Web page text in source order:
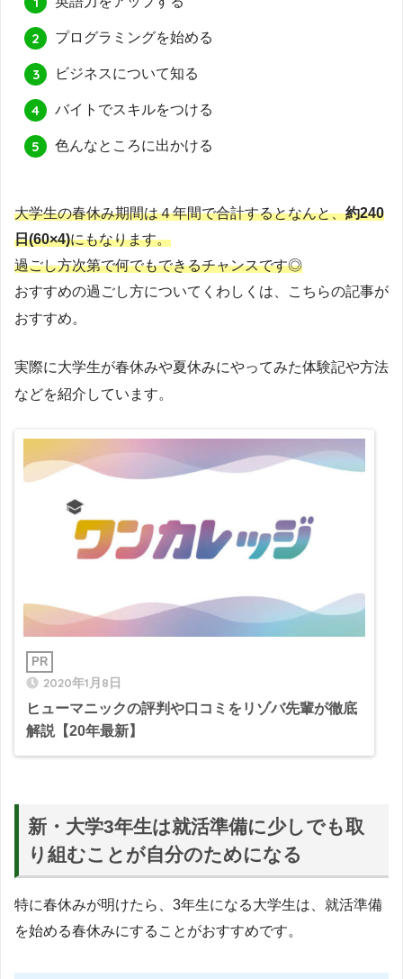
プログラミングを始める
ビジネスについて知る
バイトでスキルをつける
色んなところに出かける
大学生の春休み期間は４年間で合計するとなんと、約240
日(60×4)にもなります。
過ごし方次第で何でもできるチャンスです◎
おすすめの過ごし方についてくわしくは、こちらの記事が
おすすめ。
実際に大学生が春休みや夏休みにやってみた体験記や方法
などを紹介しています。
2020年1月8日
ヒューマニックの評判や口コミをリゾバ先輩が徹底
解説【20年最新】
新・大学3年生は就活準備に少しでも取
り組むことが自分のためになる
特に春休みが明けたら、3年生になる大学生は、就活準備
を始める春休みにすることがおすすめです。